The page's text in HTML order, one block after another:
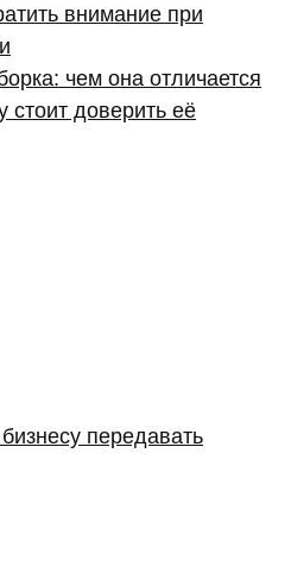
внимание при
чем она отличается
доверить её
передавать